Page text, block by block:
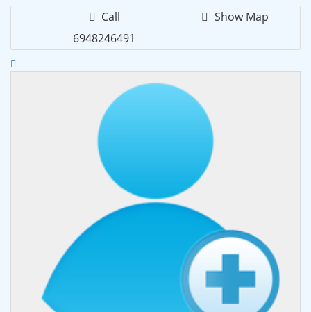
Call
6948246491
Show Map